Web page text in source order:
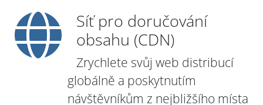
Síť pro doručování
obsahu (CDN)
Zrychlete svůj web distribucí
globálně a poskytnutím
návštěvníkům z nejbližšího místa